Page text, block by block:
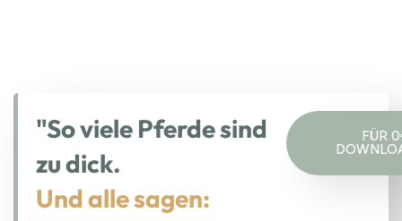
"So viele Pferde sind
zu dick.
Und alle sagen:
FÜR